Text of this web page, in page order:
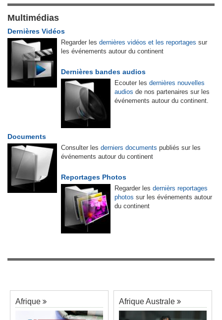
Multimédias
Dernières Vidéos
Regarder les dernières vidéos et les reportages sur
les événements autour du continent
Dernières bandes audios
Ecouter les dernières nouvelles
audios de nos partenaires sur les
événements autour du continent.
Documents
Consulter les derniers documents publiés sur les
événements autour du continent
Reportages Photos
Regarder les dernièrs reportages
photos sur les événements autour
du continent
Afrique Afrique Australe